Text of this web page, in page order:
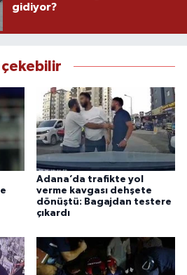
gidiyor?
çekebilir
Adana’da trafikte yol
verme kavgası dehşete
dönüştü: Bagajdan testere
çıkardı